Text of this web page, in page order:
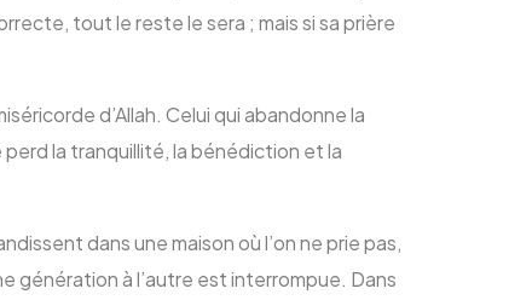
tout le reste le sera ; mais si sa prière
d’Allah. Celui qui abandonne la
perd la tranquillité, la bénédiction et la
dans une maison où l’on ne prie pas,
génération à l’autre est interrompue. Dans